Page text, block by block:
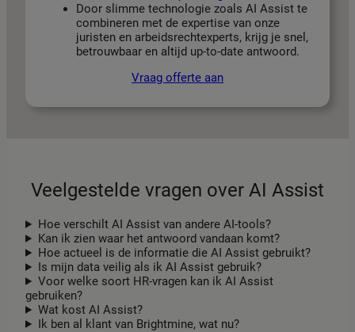
Door slimme technologie zoals AI Assist te
combineren met de expertise van onze
juristen en arbeidsrechtexperts, krijg je snel,
betrouwbaar en altijd up-to-date antwoord.
Vraag offerte aan
Veelgestelde vragen over AI Assist
Hoe verschilt AI Assist van andere AI-tools?
Kan ik zien waar het antwoord vandaan komt?
Hoe actueel is de informatie die AI Assist gebruikt?
Is mijn data veilig als ik AI Assist gebruik?
Voor welke soort HR-vragen kan ik AI Assist
gebruiken?
Wat kost AI Assist?
Ik ben al klant van Brightmine, wat nu?